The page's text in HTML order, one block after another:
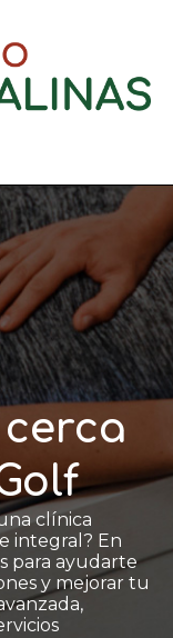
clínica
integral? En
para ayudarte
y mejorar tu